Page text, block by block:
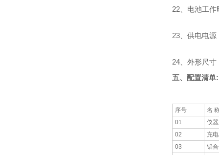
22、电池工
23、供电电
24、外形尺
五、配置清单:
序号
名
01
仪
02
充
03
铝